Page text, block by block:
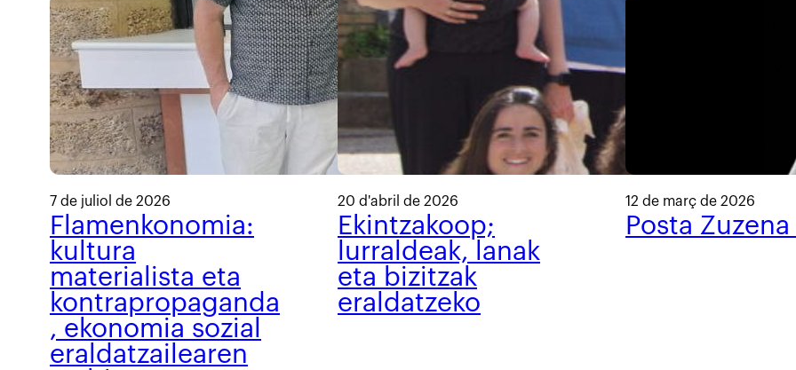
7 de juliol de 2026
Flamenkonomia:
kultura
materialista eta
kontrapropaganda
, ekonomia sozial
eraldatzailearen
20 d'abril de 2026
Ekintzakoop;
lurraldeak, lanak
eta bizitzak
eraldatzeko
12 de març de 2026
Posta